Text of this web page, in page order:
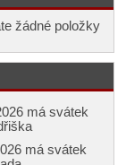
žádné položky
má svátek
má svátek